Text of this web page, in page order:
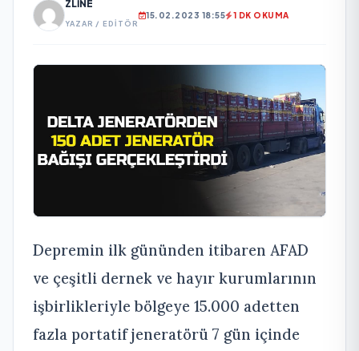
ZLINE
YAZAR / EDITÖR
15.02.2023 18:55 1 DK OKUMA
Depremin ilk gününden itibaren AFAD
ve çeşitli dernek ve hayır kurumlarının
işbirlikleriyle bölgeye 15.000 adetten
fazla portatif jeneratörü 7 gün içinde